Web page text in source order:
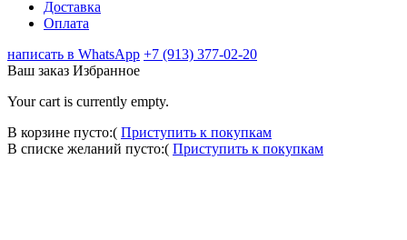
Доставка
Оплата
написать в WhatsApp +7 (913) 377-02-20
Ваш заказ Избранное
Your cart is currently empty.
В корзине пусто:( Приступить к покупкам
В списке желаний пусто:( Приступить к покупкам